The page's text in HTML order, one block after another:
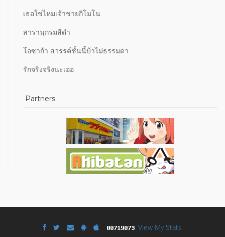
เธอใช่ไหมเจ้าชายกิโมโน
สารานุกรมสีดำ
โอซาก้า สวรรค์ชั้นนี้บ้าไม่ธรรมดา
รักจริงจริงนะเออ
Partners
View My Stats